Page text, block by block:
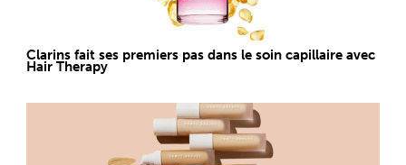
Clarins fait ses premiers pas dans le soin capillaire avec
Hair Therapy